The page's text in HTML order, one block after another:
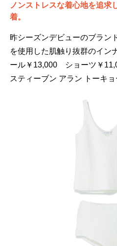
ノンストレスな着心地を追求
着。
昨シーズンデビューのブラン
を使用した肌触り抜群のイン
ール￥13,000 ショーツ￥
スティーブン アラン トーキ